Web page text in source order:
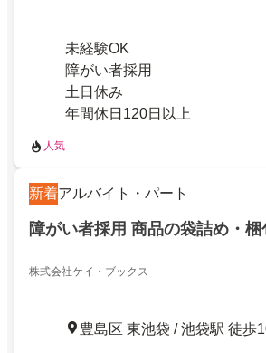
未経験OK
障がい者採用
土日休み
年間休日120日以上
人気
新着アルバイト・パート
障がい者採用 商品の袋詰め・
株式会社ケイ・ブックス
豊島区 東池袋 / 池袋駅 徒歩